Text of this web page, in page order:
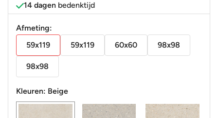
14 dagen bedenktijd
Afmeting:
59x119
59x119 60x60 98x98
98x98
Kleuren: Beige